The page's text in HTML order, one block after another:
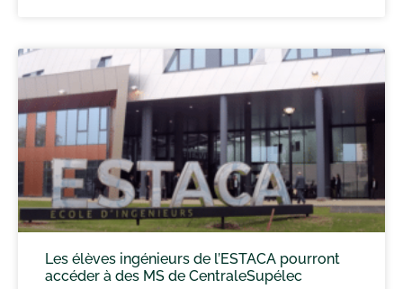
Les élèves ingénieurs de l’ESTACA pourront
accéder à des MS de CentraleSupélec